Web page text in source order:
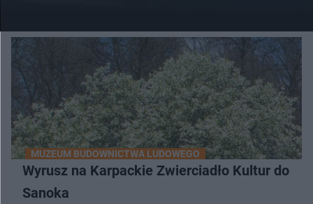
MUZEUM BUDOWNICTWA LUDOWEGO
Wyrusz na Karpackie Zwierciadło Kultur do
Sanoka